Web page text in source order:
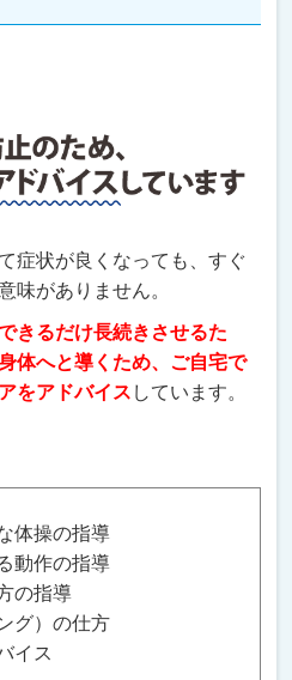
症状が良くなっても、すぐ
味がありません。
きるだけ長続きさせるた
体へと導くため、ご自宅で
をアドバイス しています。
体操の指導
動作の指導
の指導
グ）の仕方
イス